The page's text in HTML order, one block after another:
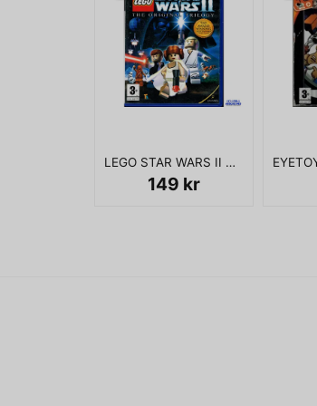
LEGO STAR WARS II THE ORIGINAL TRILOGY PS2
149 kr